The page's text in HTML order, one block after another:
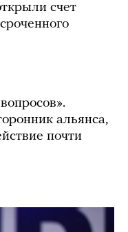
счет
альянса,
почти